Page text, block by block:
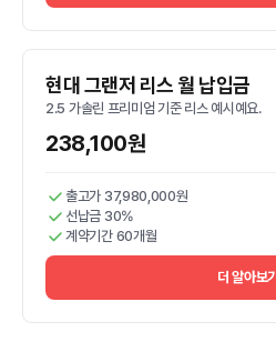
현대 그랜저 리스 월 납입금
2.5 가솔린 프리미엄 기준 리스 예시예요.
238,100원
출고가 37,980,000원
선납금 30%
계약기간 60개월
더 알아보기